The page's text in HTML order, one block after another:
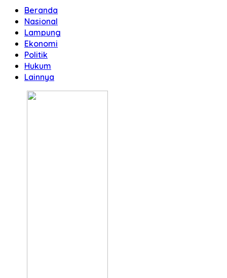
Beranda
Nasional
Lampung
Ekonomi
Politik
Hukum
Lainnya